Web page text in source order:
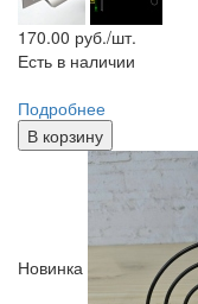
170.00 руб./шт.
Есть в наличии
Подробнее
В корзину
Новинка